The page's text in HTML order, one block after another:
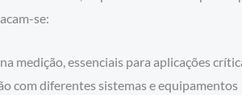
se:
medição, essenciais para aplicações
com diferentes sistemas e equipamentos